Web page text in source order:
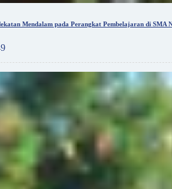
Mendalam pada Perangkat Pembelajaran di SMA